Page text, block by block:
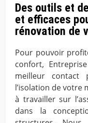
Des outils et
et efficaces
rénovation de
Pour pouvoir
confort,
meilleur contact
l’isolation de votre
à travailler sur
dans la